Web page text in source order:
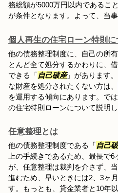
務総額が5000万円以内であるこ
が条件となります。よって、当
個人再生の住宅ローン特則に
他の債務整理制度に、自己の所
とんど全て処分するかわりに、
できる「自己破産」があります
な財産を処分されたくない方は、
を運用する傾向にあります。で
の住宅特則ローンについて説明
任意整理とは
他の債務整理制度である「自己
上の手続きであるため、最長で
が、任意整理は裁判を介さず、
進むため、早いときには2、3ヶ
す。もっとも、貸金業者と10年